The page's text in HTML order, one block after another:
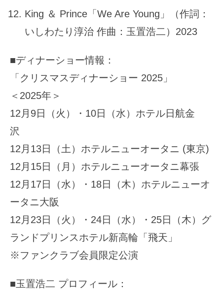
King ＆ Prince「We Are Young」（作詞：
いしわたり淳治 作曲：玉置浩二）2023
■ディナーショー情報：
「クリスマスディナーショー 2025」
＜2025年＞
12月9日（火）・10日（水）ホテル日航金
沢
12月13日（土）ホテルニューオータニ (東京)
12月15日（月）ホテルニューオータニ幕張
12月17日（水）・18日（木）ホテルニューオ
ータニ大阪
12月23日（火）・24日（水）・25日（木）グ
ランドプリンスホテル新高輪「飛天」
※ファンクラブ会員限定公演
■玉置浩二 プロフィール：